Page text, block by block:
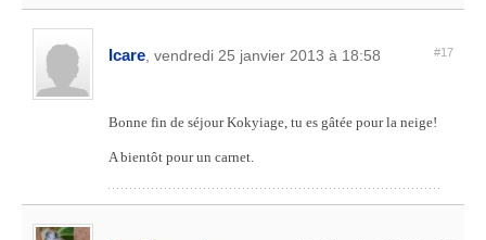
Icare , vendredi 25 janvier 2013 à 18:58 #17
Bonne fin de séjour Kokyiage, tu es gâtée pour la neige!
A bientôt pour un carnet.